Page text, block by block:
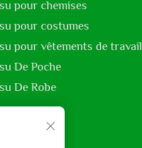
pour chemises
pour costumes
pour vêtements de travail
De Poche
De Robe